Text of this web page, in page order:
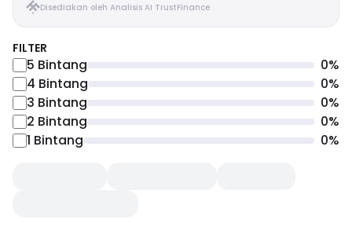
Disediakan oleh Analisis AI TrustFinance
FILTER
5 Bintang 0%
4 Bintang 0%
3 Bintang 0%
2 Bintang 0%
1 Bintang 0%